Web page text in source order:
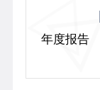
年度报告